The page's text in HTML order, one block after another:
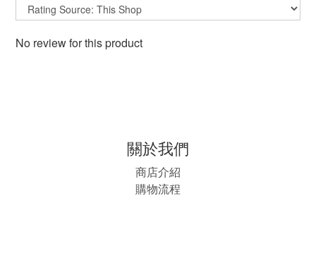
No review for this product
關於我們
商店介紹
購物流程